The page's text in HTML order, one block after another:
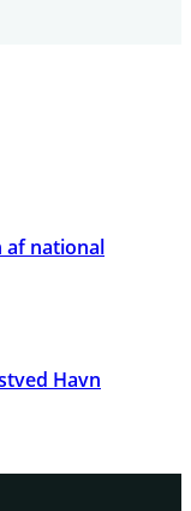
af national
Havn